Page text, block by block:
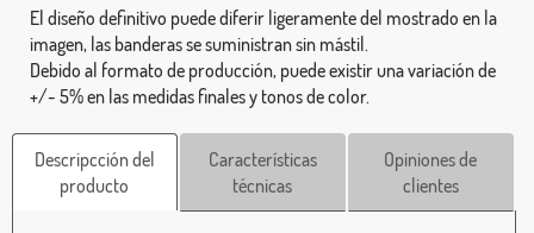
El diseño definitivo puede diferir ligeramente del mostrado en la
imagen, las banderas se suministran sin mástil.
Debido al formato de producción, puede existir una variación de
+/- 5% en las medidas finales y tonos de color.
Descripcción del
producto
Características
técnicas
Opiniones de
clientes